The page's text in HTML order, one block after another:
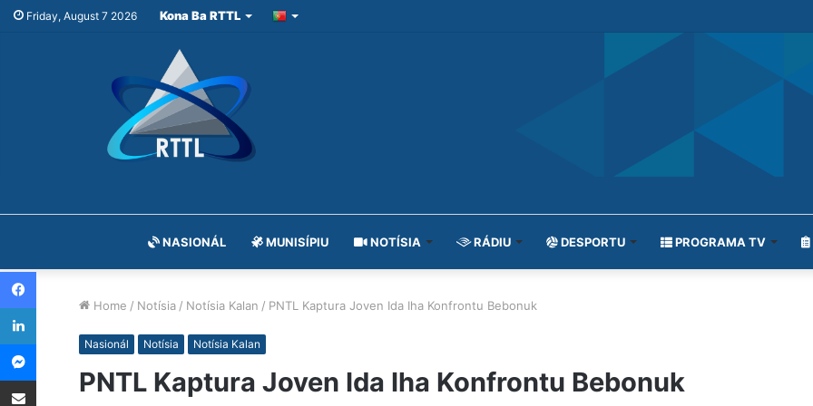
Friday, August 7 2026 Kona Ba RTTL
NASIONÁL MUNISÍPIU NOTÍSIA RÁDIU DESPORTU PROGRAMA TV
Home / Notísia / Notísia Kalan / PNTL Kaptura Joven Ida Iha Konfrontu Bebonuk
Nasionál Notísia Notísia Kalan
PNTL Kaptura Joven Ida Iha Konfrontu Bebonuk
Facebook
LinkedIn
Messenger